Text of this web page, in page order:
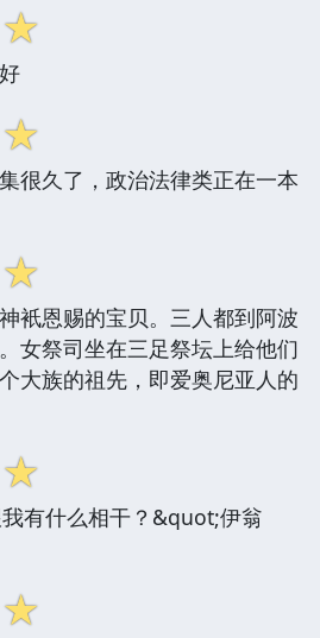
☆
☆
很久了，政治法律类正在一本
☆
衹恩赐的宝贝。三人都到阿波
女祭司坐在三足祭坛上给他们
大族的祖先，即爱奥尼亚人的
☆
有什么相干？&quot;伊翁
☆